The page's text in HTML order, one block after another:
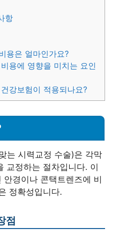
항
용은 얼마인가요?
용에 영향을 미치는 요인
강보험이 적용되나요?
는 시력교정 수술)은 각막
교정하는 절차입니다. 이
경이나 콘택트렌즈에 비
정확성입니다.
점